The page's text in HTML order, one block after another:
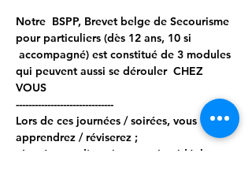
Notre  BSPP, Brevet belge de Secourisme
pour particuliers (dès 12 ans, 10 si
accompagné) est constitué de 3 modules
qui peuvent aussi se dérouler  CHEZ
VOUS
-------------------------------
Lors de ces journées / soirées, vous
apprendrez / réviserez ;
- Les étapes d'une intervention idéale